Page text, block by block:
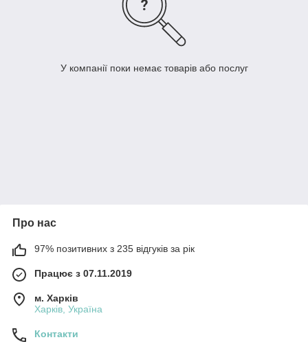
У компанії поки немає товарів або послуг
Про нас
97% позитивних з 235 відгуків за рік
Працює з 07.11.2019
м. Харків
Харків, Україна
Контакти